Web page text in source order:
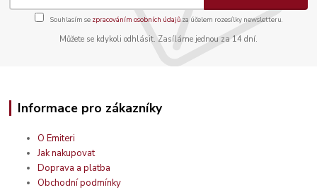
Souhlasím se zpracováním osobních údajůza účelem rozesílky newsletteru.
Můžete se kdykoli odhlásit. Zasíláme jednou za 14 dní.
Informace pro zákazníky
O Emiteri
Jak nakupovat
Doprava a platba
Obchodní podmínky